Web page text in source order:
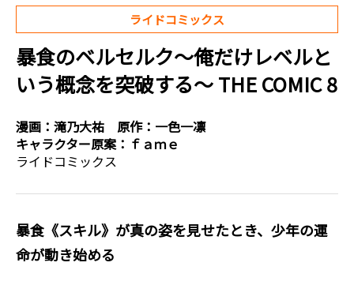
ライドコミックス
暴食のベルセルク～俺だけレベルと
いう概念を突破する～ THE COMIC 8
漫画： 滝乃大祐 原作： 一色一凛
キャラクター原案： ｆａｍｅ
ライドコミックス
暴食《スキル》が真の姿を見せたとき、少年の運
命が動き始める――